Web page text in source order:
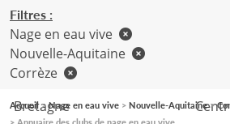
Auvergne Rhône-Alpes
Bretagne
Filtres :
Nage en eau vive
Nouvelle-Aquitaine
Corrèze
Accueil Nage en eau vive Nouvelle-Aquitaine